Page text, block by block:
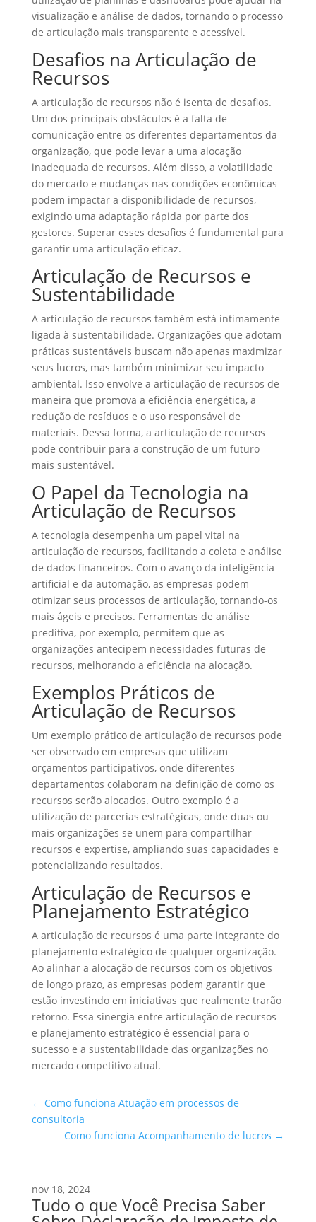
visualização e análise de dados, tornando o processo
de articulação mais transparente e acessível.
Desafios na Articulação de
Recursos
A articulação de recursos não é isenta de desafios.
Um dos principais obstáculos é a falta de
comunicação entre os diferentes departamentos da
organização, que pode levar a uma alocação
inadequada de recursos. Além disso, a volatilidade
do mercado e mudanças nas condições econômicas
podem impactar a disponibilidade de recursos,
exigindo uma adaptação rápida por parte dos
gestores. Superar esses desafios é fundamental para
garantir uma articulação eficaz.
Articulação de Recursos e
Sustentabilidade
A articulação de recursos também está intimamente
ligada à sustentabilidade. Organizações que adotam
práticas sustentáveis buscam não apenas maximizar
seus lucros, mas também minimizar seu impacto
ambiental. Isso envolve a articulação de recursos de
maneira que promova a eficiência energética, a
redução de resíduos e o uso responsável de
materiais. Dessa forma, a articulação de recursos
pode contribuir para a construção de um futuro
mais sustentável.
O Papel da Tecnologia na
Articulação de Recursos
A tecnologia desempenha um papel vital na
articulação de recursos, facilitando a coleta e análise
de dados financeiros. Com o avanço da inteligência
artificial e da automação, as empresas podem
otimizar seus processos de articulação, tornando-os
mais ágeis e precisos. Ferramentas de análise
preditiva, por exemplo, permitem que as
organizações antecipem necessidades futuras de
recursos, melhorando a eficiência na alocação.
Exemplos Práticos de
Articulação de Recursos
Um exemplo prático de articulação de recursos pode
ser observado em empresas que utilizam
orçamentos participativos, onde diferentes
departamentos colaboram na definição de como os
recursos serão alocados. Outro exemplo é a
utilização de parcerias estratégicas, onde duas ou
mais organizações se unem para compartilhar
recursos e expertise, ampliando suas capacidades e
potencializando resultados.
Articulação de Recursos e
Planejamento Estratégico
A articulação de recursos é uma parte integrante do
planejamento estratégico de qualquer organização.
Ao alinhar a alocação de recursos com os objetivos
de longo prazo, as empresas podem garantir que
estão investindo em iniciativas que realmente trarão
retorno. Essa sinergia entre articulação de recursos
e planejamento estratégico é essencial para o
sucesso e a sustentabilidade das organizações no
mercado competitivo atual.
← Como funciona Atuação em processos de
consultoria
Como funciona Acompanhamento de lucros →
nov 18, 2024
Tudo o que Você Precisa Saber